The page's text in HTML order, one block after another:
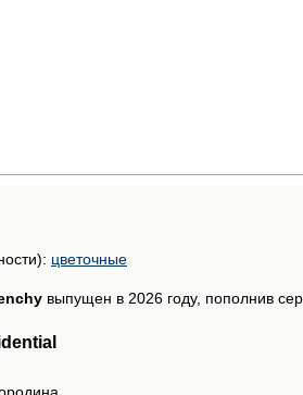
цветочные
выпущен в 2026 году, пополнив